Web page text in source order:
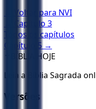
← Voltar para NVI
← Capítulo 3
Todos os capítulos
Capítulo
5 →
BÍBLIA HOJE
Leia a Bíblia Sagrada
Versões